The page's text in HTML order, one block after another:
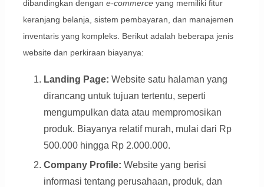
dibandingkan dengan e-commerceyang memiliki fitur
keranjang belanja, sistem pembayaran, dan manajemen
inventaris yang kompleks. Berikut adalah beberapa jenis
website dan perkiraan biayanya:
Landing Page: Website satu halaman yang
dirancang untuk tujuan tertentu, seperti
mengumpulkan data atau mempromosikan
produk. Biayanya relatif murah, mulai dari Rp
500.000 hingga Rp 2.000.000.
Company Profile: Website yang berisi
informasi tentang perusahaan, produk, dan